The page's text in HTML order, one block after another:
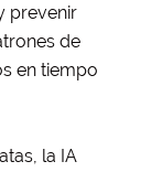
prevenir
de
en tiempo
la IA